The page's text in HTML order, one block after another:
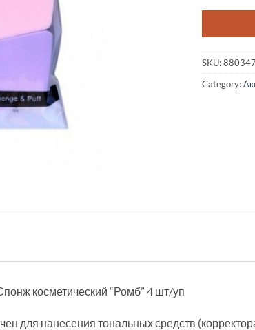
SKU:
Category:
косметический “Ромб” 4 шт/уп
для нанесения тональных средств